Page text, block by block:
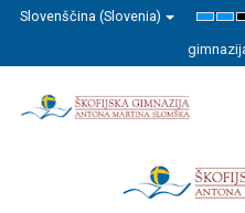
Slovenščina (Slovenia)